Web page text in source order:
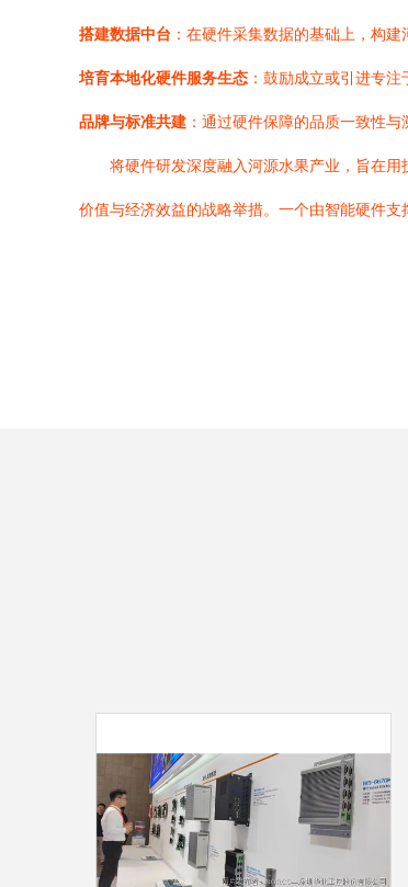
搭建数据中台 ：在硬件采集数据的基础上，构
培育本地化硬件服务生态 ：鼓励成立或引进专
品牌与标准共建 ：通过硬件保障的品质一致性
将硬件研发深度融入河源水果产业，旨在
价值与经济效益的战略举措。一个由智能硬件支